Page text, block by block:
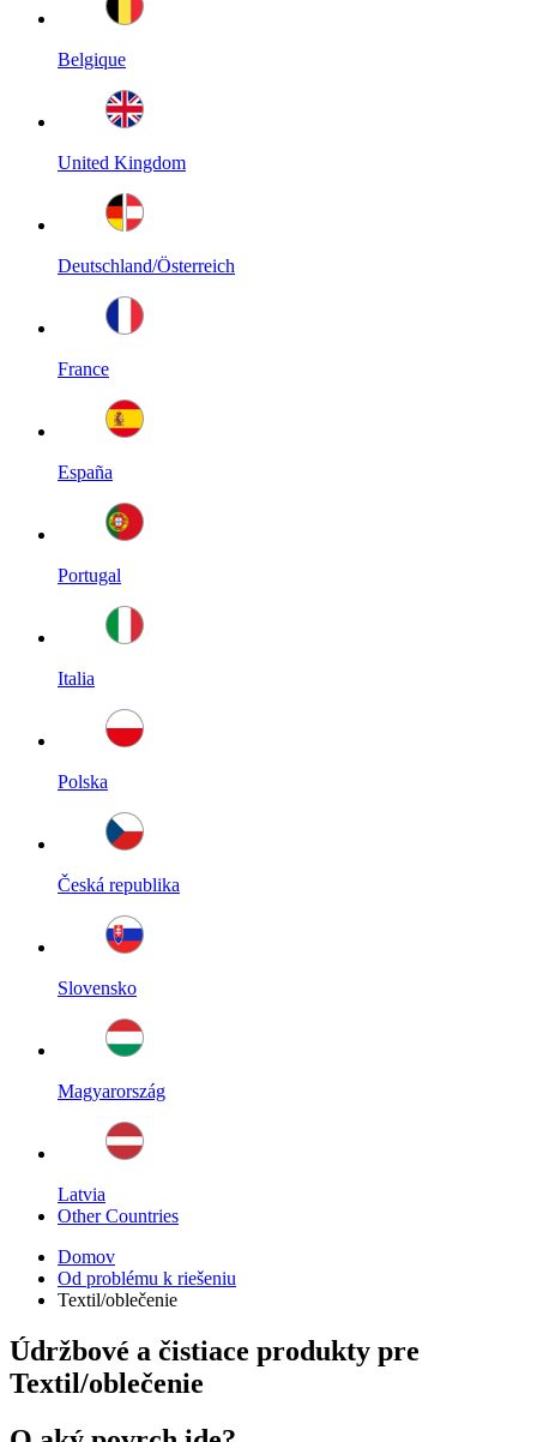
Belgique
United Kingdom
Deutschland/Österreich
France
España
Portugal
Italia
Polska
Česká republika
Slovensko
Magyarország
Latvia
Other Countries
Domov
Od problému k riešeniu
Textil/oblečenie
Údržbové a čistiace produkty pre
Textil/oblečenie